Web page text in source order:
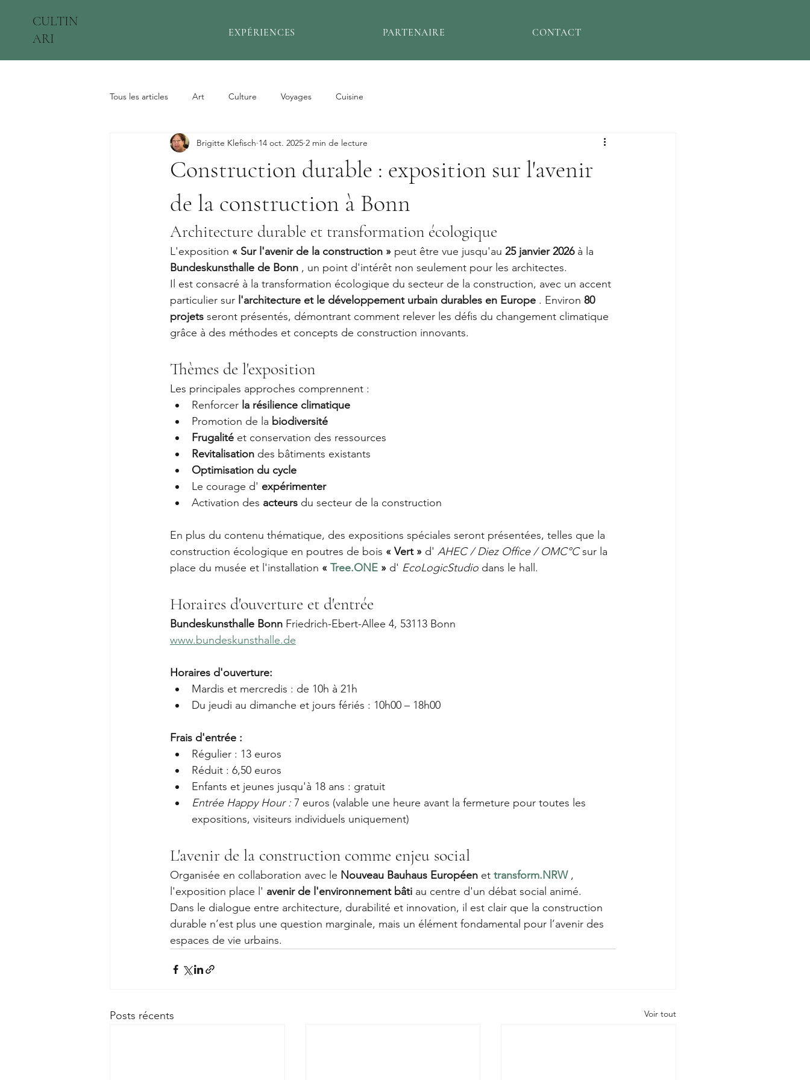
CULTIN
ARI
EXPÉRIENCES PARTENAIRE CONTACT
Tous les articles Art Culture Voyages Cuisine
Construction durable : exposition sur l'avenir
de la construction à Bonn
Brigitte Klefisch 14 oct. 2025 2 min de lecture
Architecture durable et transformation écologique
L'exposition « Sur l'avenir de la construction » peut être vue jusqu'au 25 janvier 2026 à la
Bundeskunsthalle de Bonn , un point d'intérêt non seulement pour les architectes.
Il est consacré à la transformation écologique du secteur de la construction, avec un accent
particulier sur l'architecture et le développement urbain durables en Europe . Environ 80
projets seront présentés, démontrant comment relever les défis du changement climatique
grâce à des méthodes et concepts de construction innovants.
Thèmes de l'exposition
Les principales approches comprennent :
Renforcer la résilience climatique
Promotion de la biodiversité
Frugalité et conservation des ressources
Revitalisation des bâtiments existants
Optimisation du cycle
Le courage d' expérimenter
Activation des acteurs du secteur de la construction
En plus du contenu thématique, des expositions spéciales seront présentées, telles que la
construction écologique en poutres de bois « Vert » d' AHEC / Diez Office / OMC°C sur la
place du musée et l'installation « Tree.ONE » d' EcoLogicStudio dans le hall.
Horaires d'ouverture et d'entrée
Bundeskunsthalle Bonn Friedrich-Ebert-Allee 4, 53113 Bonn
www.bundeskunsthalle.de
Horaires d'ouverture:
Mardis et mercredis : de 10h à 21h
Du jeudi au dimanche et jours fériés : 10h00 – 18h00
Frais d'entrée :
Régulier : 13 euros
Réduit : 6,50 euros
Enfants et jeunes jusqu'à 18 ans : gratuit
Entrée Happy Hour : 7 euros (valable une heure avant la fermeture pour toutes les
expositions, visiteurs individuels uniquement)
L'avenir de la construction comme enjeu social
Organisée en collaboration avec le Nouveau Bauhaus Européen et transform.NRW ,
l'exposition place l' avenir de l'environnement bâti au centre d'un débat social animé.
Dans le dialogue entre architecture, durabilité et innovation, il est clair que la construction
durable n’est plus une question marginale, mais un élément fondamental pour l’avenir des
espaces de vie urbains.
Posts récents Voir tout